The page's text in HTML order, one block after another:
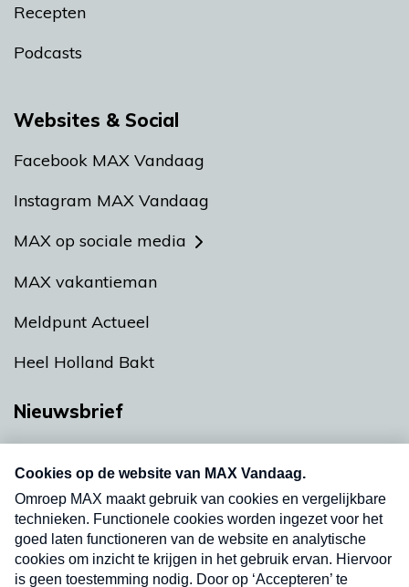
Recepten
Podcasts
Websites & Social
Facebook MAX Vandaag
Instagram MAX Vandaag
MAX op sociale media
MAX vakantieman
Meldpunt Actueel
Heel Holland Bakt
Nieuwsbrief
nieuwsbrief. Elke vrijdag- en dinsdagochtend in
uw mailbox.
Verzend